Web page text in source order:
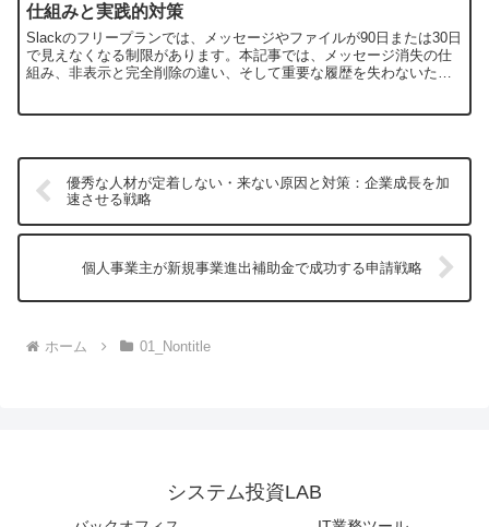
仕組みと実践的対策
Slackのフリープランでは、メッセージやファイルが90日または30日
で見えなくなる制限があります。本記事では、メッセージ消失の仕
組み、非表示と完全削除の違い、そして重要な履歴を失わないため
優秀な人材が定着しない・来ない原因と対策：企業成長を加
速させる戦略
個人事業主が新規事業進出補助金で成功する申請戦略
ホーム 01_Nontitle
システム投資LAB